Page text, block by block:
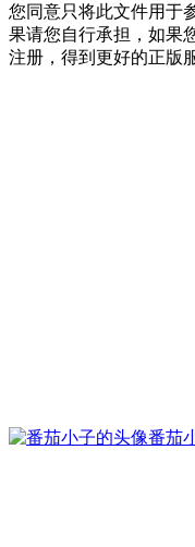
您同意只将此文件用于
果请您自行承担，如果
注册，得到更好的正版
番茄